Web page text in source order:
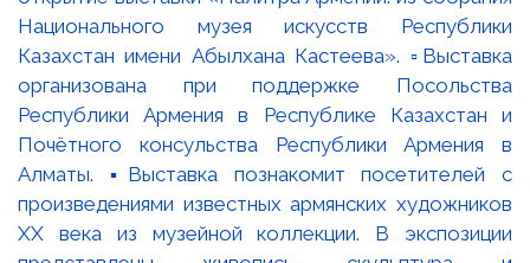
Национального музея искусств Республики
Казахстан имени Абылхана Кастеева». ▫️Выставка
организована при поддержке Посольства
Республики Армения в Республике Казахстан и
Почётного консульства Республики Армения в
Алматы. ▪️Выставка познакомит посетителей с
произведениями известных армянских художников
XX века из музейной коллекции. В экспозиции